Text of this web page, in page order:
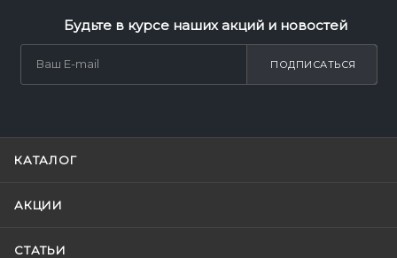
Будьте в курсе наших акций и новостей
ПОДПИСАТЬСЯ
КАТАЛОГ
АКЦИИ
СТАТЬИ